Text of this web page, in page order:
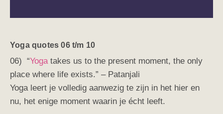
Yoga quotes 06 t/m 10
06) “Yoga takes us to the present moment, the only
place where life exists.” – Patanjali
Yoga leert je volledig aanwezig te zijn in het hier en
nu, het enige moment waarin je écht leeft.